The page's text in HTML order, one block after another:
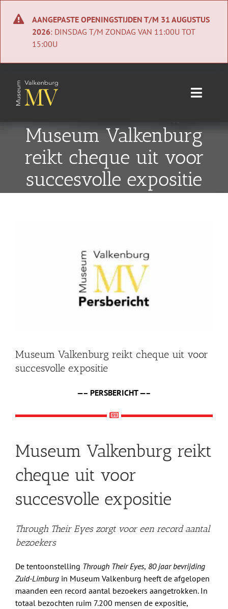
naar
AANGEPASTE OPENINGSTIJDEN T/M 31 AUGUSTUS
2026: DINSDAG T/M ZONDAG VAN 11:00U TOT
15:00U
Toggle
Home
Nieuws
Agenda
Museum Valkenburg
reikt cheque uit voor
succesvolle expositie
Museum Valkenburg reikt cheque uit voor
succesvolle expositie
—– PERSBERICHT —–
Museum Valkenburg reikt
cheque uit voor
succesvolle expositie
Through Their Eyes zorgt voor een record aantal
bezoekers
De tentoonstelling Through Their Eyes, 80 jaar bevrijding
Zuid-Limburgin Museum Valkenburg heeft de afgelopen
maanden een record aantal bezoekers aangetrokken. In
totaal bezochten ruim 7.200 mensen de expositie,